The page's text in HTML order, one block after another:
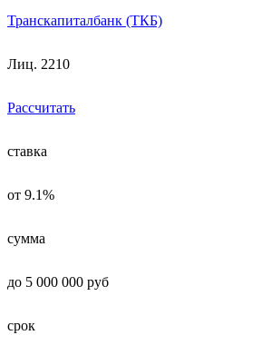
Транскапиталбанк (ТКБ)
Лиц. 2210
Рассчитать
ставка
от 9.1%
сумма
до 5 000 000 руб
срок